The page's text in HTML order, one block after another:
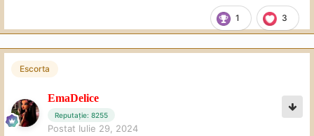
1 3
Escorta
EmaDelice
Reputație: 8255
Postat Iulie 29, 2024